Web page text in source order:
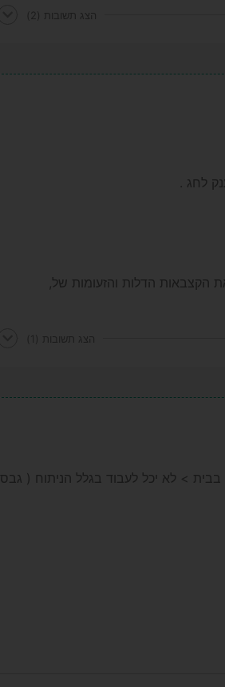
הצג תשובות (2)
לחג .
הקצבאות הדלות והזעומות של,
הצג תשובות (1)
> לא יכל לעבוד בגלל הניתוח ( גבס